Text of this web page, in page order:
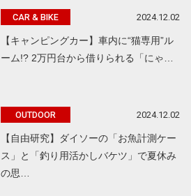
CAR & BIKE 2024.12.02
【キャンピングカー】車内に“猫専用”ル
ーム!? 2万円台から借りられる「にゃ…
OUTDOOR 2024.12.02
【自由研究】ダイソーの「お魚計測ケー
ス」と「釣り用活かしバケツ」で夏休み
の思…